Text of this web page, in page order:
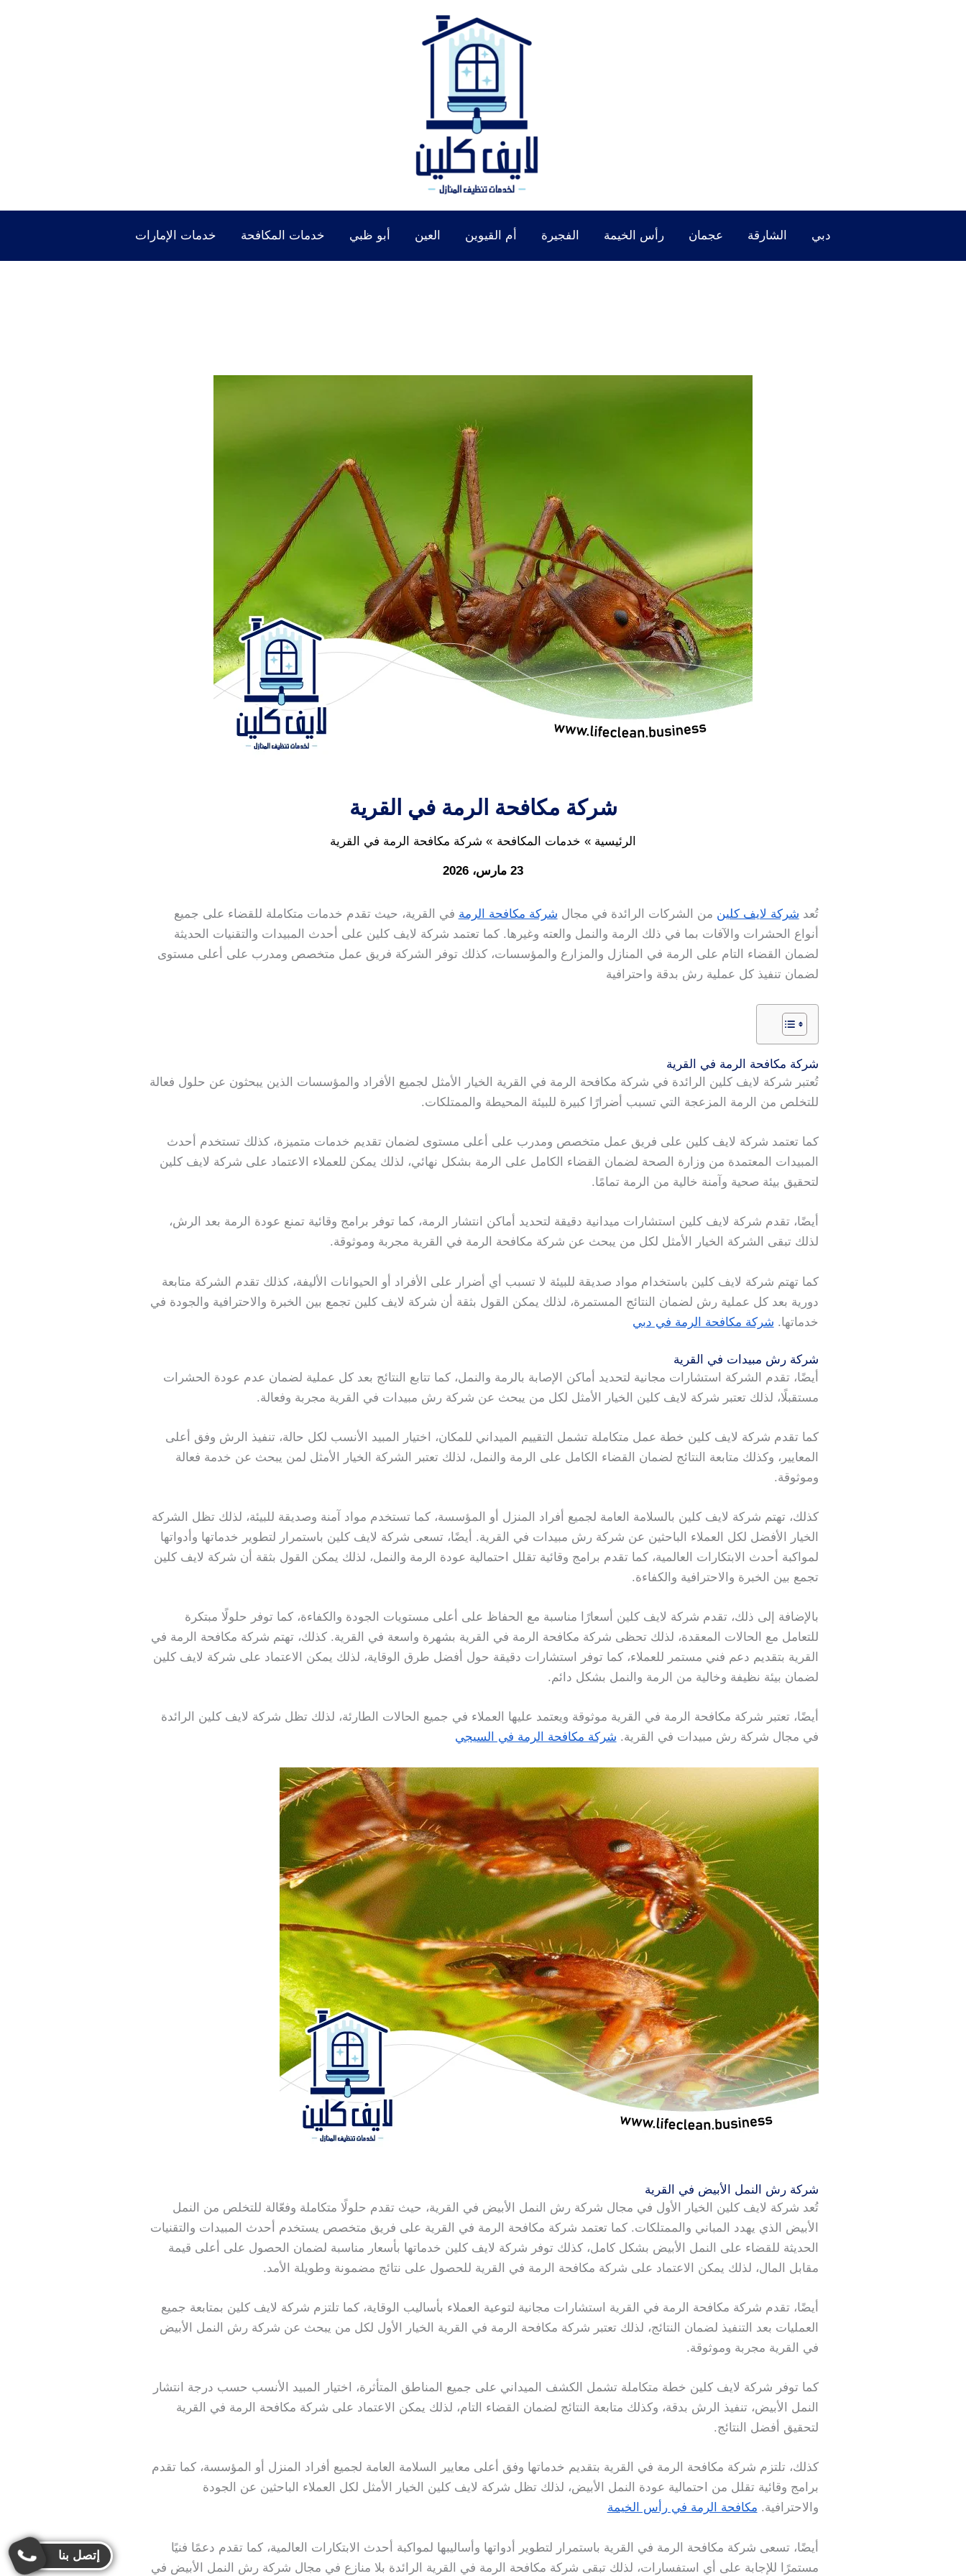
دبي الشارقة عجمان رأس الخيمة الفجيرة أم القيوين العين أبو ظبي خدمات المكافحة خدمات الإمارات
شركة مكافحة الرمة في القرية
الرئيسية خدمات المكافحة شركة مكافحة الرمة في القرية
23 مارس، 2026
تُعد شركة لايف كلين من الشركات الرائدة في مجال شركة مكافحة الرمة في القرية، حيث تقدم خدمات متكاملة للقضاء على جميع
أنواع الحشرات والآفات بما في ذلك الرمة والنمل والعته وغيرها. كما تعتمد شركة لايف كلين على أحدث المبيدات والتقنيات الحديثة
لضمان القضاء التام على الرمة في المنازل والمزارع والمؤسسات، كذلك توفر الشركة فريق عمل متخصص ومدرب على أعلى مستوى
لضمان تنفيذ كل عملية رش بدقة واحترافية
شركة مكافحة الرمة في القرية
تُعتبر شركة لايف كلين الرائدة في شركة مكافحة الرمة في القرية الخيار الأمثل لجميع الأفراد والمؤسسات الذين يبحثون عن حلول فعالة
للتخلص من الرمة المزعجة التي تسبب أضرارًا كبيرة للبيئة المحيطة والممتلكات.
كما تعتمد شركة لايف كلين على فريق عمل متخصص ومدرب على أعلى مستوى لضمان تقديم خدمات متميزة، كذلك تستخدم أحدث
المبيدات المعتمدة من وزارة الصحة لضمان القضاء الكامل على الرمة بشكل نهائي، لذلك يمكن للعملاء الاعتماد على شركة لايف كلين
لتحقيق بيئة صحية وآمنة خالية من الرمة تمامًا.
أيضًا، تقدم شركة لايف كلين استشارات ميدانية دقيقة لتحديد أماكن انتشار الرمة، كما توفر برامج وقائية تمنع عودة الرمة بعد الرش،
لذلك تبقى الشركة الخيار الأمثل لكل من يبحث عن شركة مكافحة الرمة في القرية مجربة وموثوقة.
كما تهتم شركة لايف كلين باستخدام مواد صديقة للبيئة لا تسبب أي أضرار على الأفراد أو الحيوانات الأليفة، كذلك تقدم الشركة متابعة
دورية بعد كل عملية رش لضمان النتائج المستمرة، لذلك يمكن القول بثقة أن شركة لايف كلين تجمع بين الخبرة والاحترافية والجودة في
خدماتها. شركة مكافحة الرمة في دبي
شركة رش مبيدات في القرية
أيضًا، تقدم الشركة استشارات مجانية لتحديد أماكن الإصابة بالرمة والنمل، كما تتابع النتائج بعد كل عملية لضمان عدم عودة الحشرات
مستقبلًا، لذلك تعتبر شركة لايف كلين الخيار الأمثل لكل من يبحث عن شركة رش مبيدات في القرية مجربة وفعالة.
كما تقدم شركة لايف كلين خطة عمل متكاملة تشمل التقييم الميداني للمكان، اختيار المبيد الأنسب لكل حالة، تنفيذ الرش وفق أعلى
المعايير، وكذلك متابعة النتائج لضمان القضاء الكامل على الرمة والنمل، لذلك تعتبر الشركة الخيار الأمثل لمن يبحث عن خدمة فعالة
وموثوقة.
كذلك، تهتم شركة لايف كلين بالسلامة العامة لجميع أفراد المنزل أو المؤسسة، كما تستخدم مواد آمنة وصديقة للبيئة، لذلك تظل الشركة
الخيار الأفضل لكل العملاء الباحثين عن شركة رش مبيدات في القرية. أيضًا، تسعى شركة لايف كلين باستمرار لتطوير خدماتها وأدواتها
لمواكبة أحدث الابتكارات العالمية، كما تقدم برامج وقائية تقلل احتمالية عودة الرمة والنمل، لذلك يمكن القول بثقة أن شركة لايف كلين
تجمع بين الخبرة والاحترافية والكفاءة.
بالإضافة إلى ذلك، تقدم شركة لايف كلين أسعارًا مناسبة مع الحفاظ على أعلى مستويات الجودة والكفاءة، كما توفر حلولًا مبتكرة
للتعامل مع الحالات المعقدة، لذلك تحظى شركة مكافحة الرمة في القرية بشهرة واسعة في القرية. كذلك، تهتم شركة مكافحة الرمة في
القرية بتقديم دعم فني مستمر للعملاء، كما توفر استشارات دقيقة حول أفضل طرق الوقاية، لذلك يمكن الاعتماد على شركة لايف كلين
لضمان بيئة نظيفة وخالية من الرمة والنمل بشكل دائم.
أيضًا، تعتبر شركة مكافحة الرمة في القرية موثوقة ويعتمد عليها العملاء في جميع الحالات الطارئة، لذلك تظل شركة لايف كلين الرائدة
في مجال شركة رش مبيدات في القرية. شركة مكافحة الرمة في السيجي
شركة رش النمل الأبيض في القرية
تُعد شركة لايف كلين الخيار الأول في مجال شركة رش النمل الأبيض في القرية، حيث تقدم حلولًا متكاملة وفعّالة للتخلص من النمل
الأبيض الذي يهدد المباني والممتلكات. كما تعتمد شركة مكافحة الرمة في القرية على فريق متخصص يستخدم أحدث المبيدات والتقنيات
الحديثة للقضاء على النمل الأبيض بشكل كامل، كذلك توفر شركة لايف كلين خدماتها بأسعار مناسبة لضمان الحصول على أعلى قيمة
مقابل المال، لذلك يمكن الاعتماد على شركة مكافحة الرمة في القرية للحصول على نتائج مضمونة وطويلة الأمد.
أيضًا، تقدم شركة مكافحة الرمة في القرية استشارات مجانية لتوعية العملاء بأساليب الوقاية، كما تلتزم شركة لايف كلين بمتابعة جميع
العمليات بعد التنفيذ لضمان النتائج، لذلك تعتبر شركة مكافحة الرمة في القرية الخيار الأول لكل من يبحث عن شركة رش النمل الأبيض
في القرية مجربة وموثوقة.
كما توفر شركة لايف كلين خطة متكاملة تشمل الكشف الميداني على جميع المناطق المتأثرة، اختيار المبيد الأنسب حسب درجة انتشار
النمل الأبيض، تنفيذ الرش بدقة، وكذلك متابعة النتائج لضمان القضاء التام، لذلك يمكن الاعتماد على شركة مكافحة الرمة في القرية
لتحقيق أفضل النتائج.
كذلك، تلتزم شركة مكافحة الرمة في القرية بتقديم خدماتها وفق أعلى معايير السلامة العامة لجميع أفراد المنزل أو المؤسسة، كما تقدم
برامج وقائية تقلل من احتمالية عودة النمل الأبيض، لذلك تظل شركة لايف كلين الخيار الأمثل لكل العملاء الباحثين عن الجودة
والاحترافية. مكافحة الرمة في رأس الخيمة
أيضًا، تسعى شركة مكافحة الرمة في القرية باستمرار لتطوير أدواتها وأساليبها لمواكبة أحدث الابتكارات العالمية، كما تقدم دعمًا فنيًا
مستمرًا للإجابة على أي استفسارات، لذلك تبقى شركة مكافحة الرمة في القرية الرائدة بلا منازع في مجال شركة رش النمل الأبيض في
إتصل بنا